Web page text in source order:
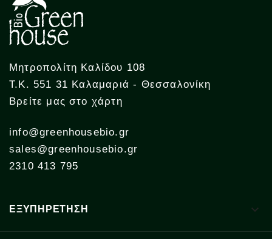
Μητροπολίτη Καλίδου 108
Τ.Κ. 551 31 Καλαμαριά - Θεσσαλονίκη
Βρείτε μας στο χάρτη
info@greenhousebio.gr
sales@greenhousebio.gr
2310 413 795
ΕΞΥΠΗΡΕΤΗΣΗ 